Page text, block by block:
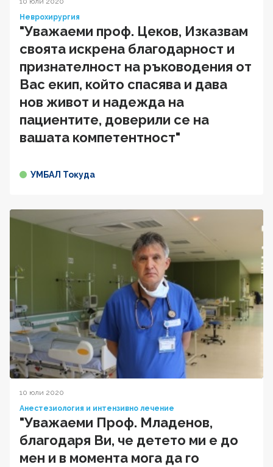
Неврохирургия
"Уважаеми проф. Цеков, Изказвам
своята искрена благодарност и
признателност на ръководения от
Вас екип, който спасява и дава
нов живот и надежда на
пациентите, доверили се на
вашата компетентност"
УМБАЛ Токуда
10 юли 2020
Анестезиология и интензивно лечение
"Уважаеми Проф. Младенов,
благодаря Ви, че детето ми е до
мен и в момента мога да го